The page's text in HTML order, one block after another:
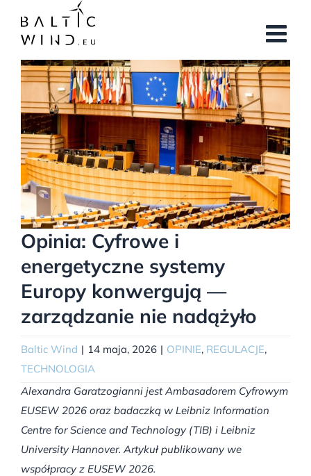
zawartości
Pokaż
większy
obrazek
Opinia: Cyfrowe i
energetyczne systemy
Europy konwergują —
zarządzanie nie nadążyło
Baltic Wind | 14 maja, 2026 | OPINIE, REGULACJE,
TECHNOLOGIA
Alexandra Garatzogianni jest Ambasadorem Cyfrowym
EUSEW 2026 oraz badaczką w Leibniz Information
Centre for Science and Technology (TIB) i Leibniz
University Hannover. Artykuł publikowany we
współpracy z EUSEW 2026.